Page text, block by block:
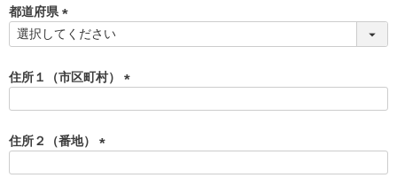
須
)
都道府県
(
須
)
住所１（市区町村）
)
住所２（番地）